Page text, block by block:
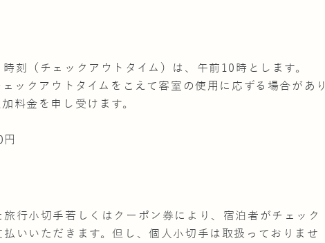
刻（チェックアウトタイム）は、午前10時とします。
ックアウトタイムをこえて客室の使用に応ずる場合があり
料金を申し受けます。
行小切手若しくはクーポン券により、宿泊者がチェック
いいただきます。但し、個人小切手は取扱っておりませ